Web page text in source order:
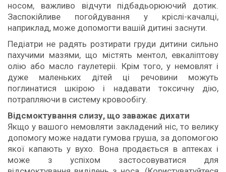
носом, важливо відчути підбадьорюючий дотик.
Заспокійливе погойдування у кріслі-качалці,
наприклад, може допомогти вашій дитині заснути.
Педіатри не радять розтирати груди дитини сильно
пахучими мазями, що містять ментол, евкаліптову
олію або масло гаулетеріі. Крім того, у немовлят і
дуже маленьких дітей ці речовини можуть
поглинатися шкірою і надавати токсичну дію,
потрапляючи в систему кровообігу.
Відсмоктування слизу, що заважає дихати
Якщо у вашого немовляти закладений ніс, то велику
допомогу може надати гумова груша, за допомогою
якої капають у вухо. Вона продається в аптеках і
може з успіхом застосовуватися для